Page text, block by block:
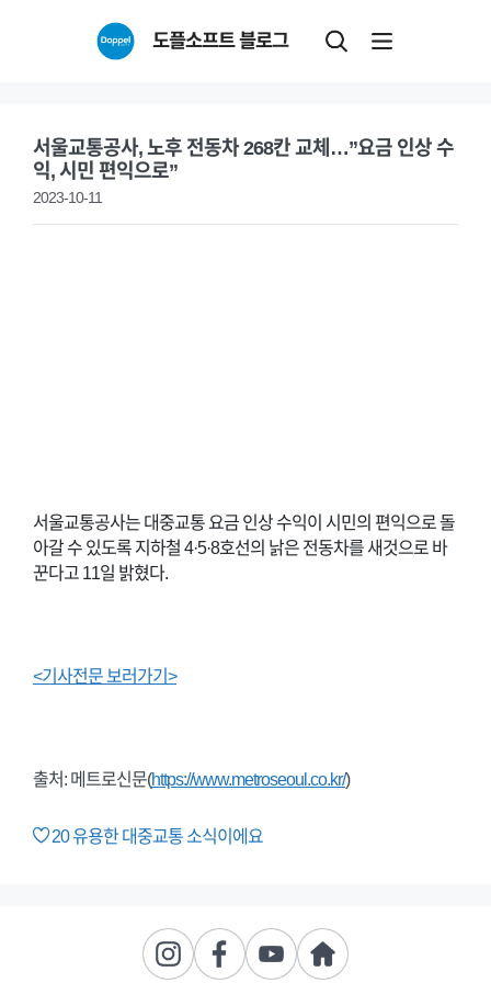
도플소프트 블로그
서울교통공사, 노후 전동차 268칸 교체…”요금 인상 수
익, 시민 편익으로”
2023-10-11
서울교통공사는 대중교통 요금 인상 수익이 시민의 편익으로 돌
아갈 수 있도록 지하철 4·5·8호선의 낡은 전동차를 새것으로 바
꾼다고 11일 밝혔다.
<기사전문 보러가기>
출처: 메트로신문(https://www.metroseoul.co.kr/)
20유용한 대중교통 소식이에요